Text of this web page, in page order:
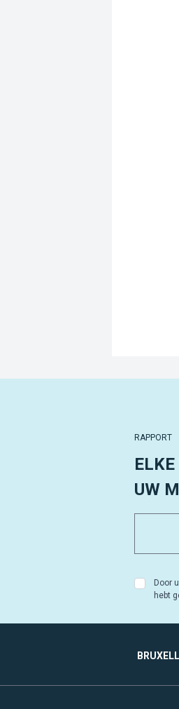
RAPPORT
UW
Door
hebt